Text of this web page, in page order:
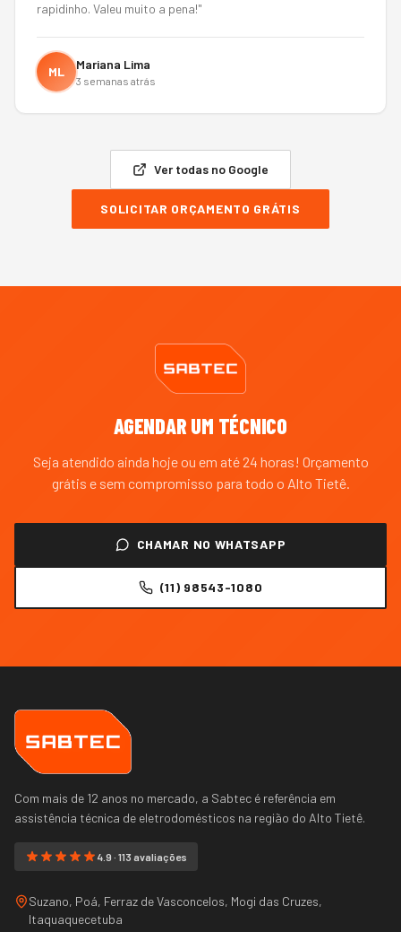
rapidinho. Valeu muito a pena!"
ML Mariana Lima
3 semanas atrás
Ver todas no Google
SOLICITAR ORÇAMENTO GRÁTIS
AGENDAR UM TÉCNICO
Seja atendido ainda hoje ou em até 24 horas! Orçamento
grátis e sem compromisso para todo o Alto Tietê.
CHAMAR NO WHATSAPP
(11) 98543-1080
Com mais de 12 anos no mercado, a Sabtec é referência em
assistência técnica de eletrodomésticos na região do Alto Tietê.
4.9 · 113 avaliações
Suzano, Poá, Ferraz de Vasconcelos, Mogi das Cruzes,
Itaquaquecetuba